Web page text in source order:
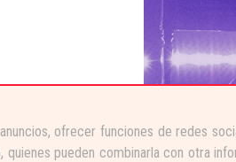
ofrecer funciones de redes
pueden combinarla con otra